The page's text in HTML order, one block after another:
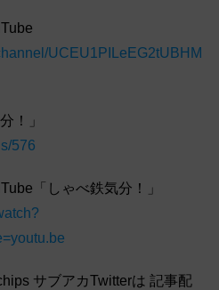
UCEU1PILeEG2tUBHM
！」
576
「しゃべ鉄気分！」
サブアカTwitterは 記事配